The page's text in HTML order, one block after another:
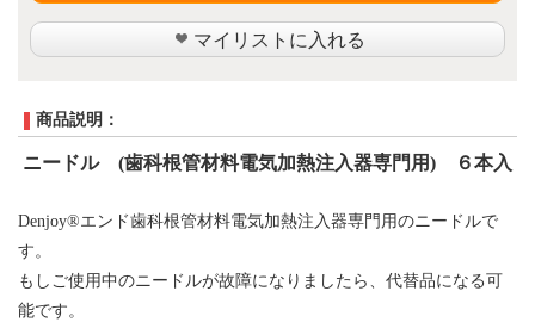
マイリストに入れる
商品説明：
ニードル (歯科根管材料電気加熱注入器専門 用) ６本入
Denjoy®エンド歯科根管材料電気加熱注入器専門用のニードルで
す。
もしご使用中のニードルが故障になりましたら、代替品になる可
能です。